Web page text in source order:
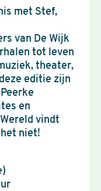
met Stef,
van De Wijk
tot leven
theater,
editie zijn
en
vindt
niet!